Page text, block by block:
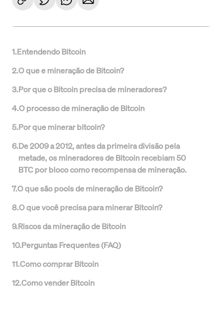
1.Entendendo Bitcoin
2.O que é mineração de Bitcoin?
3.Por que o Bitcoin precisa de mineradores?
4.O processo de mineração de Bitcoin
5.Por que minerar bitcoin?
6.De 2009 a 2012, antes da primeira divisão pela
metade, os mineradores de Bitcoin recebiam 50
BTC por bloco como recompensa de mineração.
7.O que são pools de mineração de Bitcoin?
8.O que você precisa para minerar Bitcoin?
9.Riscos da mineração de Bitcoin
10.Perguntas Frequentes (FAQ)
11.Como comprar Bitcoin
12.Como vender Bitcoin